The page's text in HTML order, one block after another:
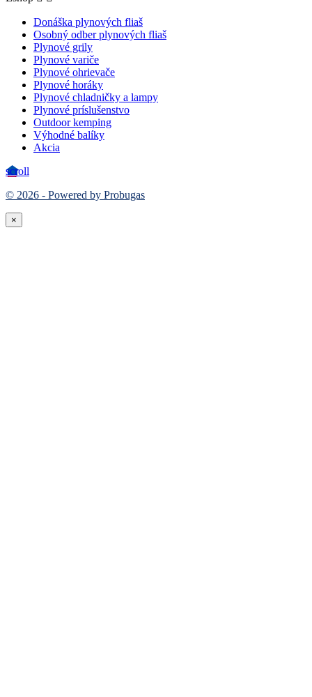
Donáška plynových fliaš
Osobný odber plynových fliaš
Plynové grily
Plynové variče
Plynové ohrievače
Plynové horáky
Plynové chladničky a lampy
Plynové príslušenstvo
Outdoor kemping
Výhodné balíky
Akcia
scroll
© 2026 - Powered by Probugas
×